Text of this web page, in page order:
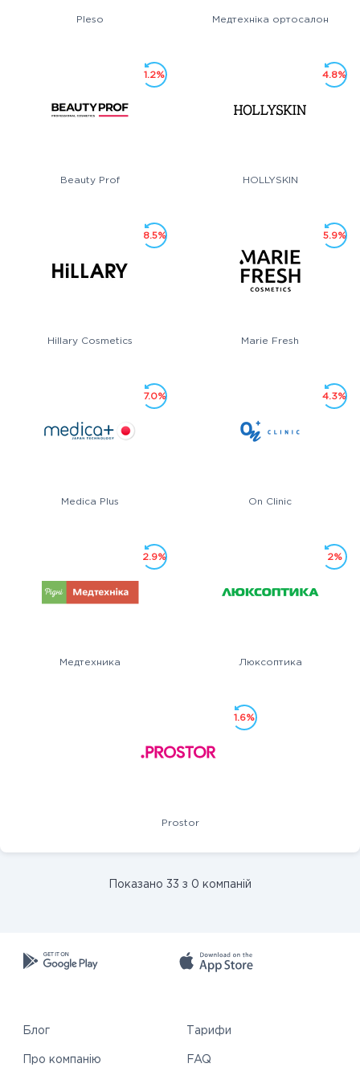
Pleso Медтехніка ортосалон
Beauty Prof
1.2%
HOLLYSKIN
4.8%
Hillary Cosmetics
8.5%
Marie Fresh
5.9%
Medica Plus
7.0%
On Clinic
4.3%
Медтехника
2.9%
Люксоптика
2%
Prostor
1.6%
Показано 33 з 0 компаній
Блог Тарифи
Про компанію FAQ